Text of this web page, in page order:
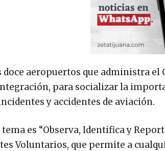
doce aeropuertos que administra
para socializar la
y accidentes de aviación.
es “Observa, Identifica y
Voluntarios, que permite a